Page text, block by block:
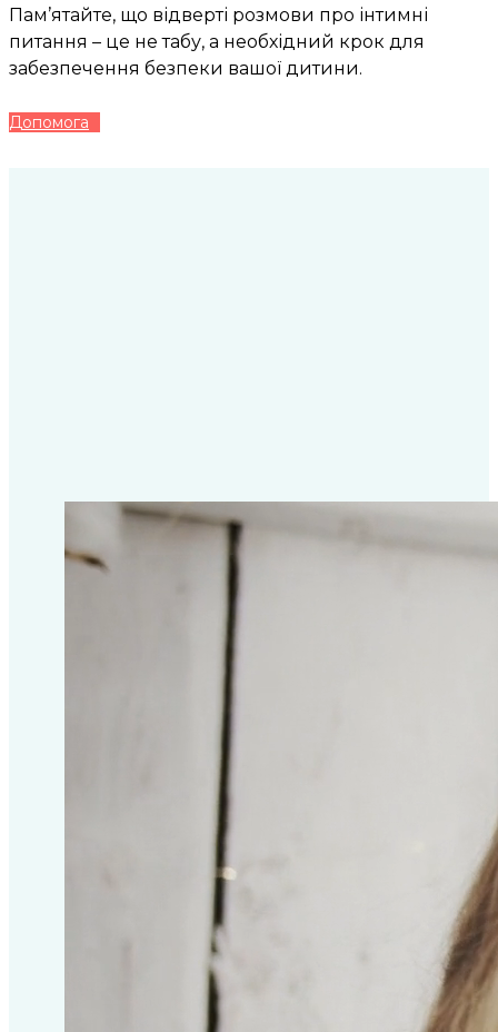
Пам’ятайте, що відверті розмови про інтимні
питання – це не табу, а необхідний крок для
забезпечення безпеки вашої дитини.
Допомога